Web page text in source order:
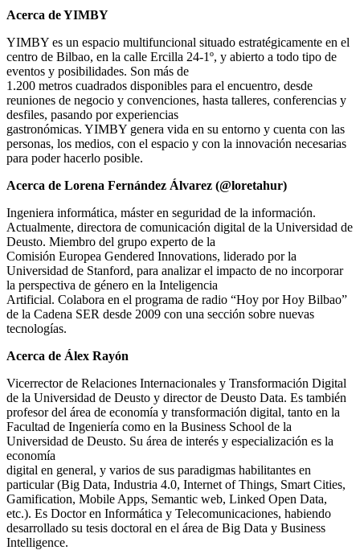
Acerca de YIMBY
YIMBY es un espacio multifuncional situado estratégicamente en el
centro de Bilbao, en la calle Ercilla 24-1º, y abierto a todo tipo de
eventos y posibilidades. Son más de
1.200 metros cuadrados disponibles para el encuentro, desde
reuniones de negocio y convenciones, hasta talleres, conferencias y
desfiles, pasando por experiencias
gastronómicas. YIMBY genera vida en su entorno y cuenta con las
personas, los medios, con el espacio y con la innovación necesarias
para poder hacerlo posible.
Acerca de Lorena Fernández Álvarez (@loretahur)
Ingeniera informática, máster en seguridad de la información.
Actualmente, directora de comunicación digital de la Universidad de
Deusto. Miembro del grupo experto de la
Comisión Europea Gendered Innovations, liderado por la
Universidad de Stanford, para analizar el impacto de no incorporar
la perspectiva de género en la Inteligencia
Artificial. Colabora en el programa de radio “Hoy por Hoy Bilbao”
de la Cadena SER desde 2009 con una sección sobre nuevas
tecnologías.
Acerca de Álex Rayón
Vicerrector de Relaciones Internacionales y Transformación Digital
de la Universidad de Deusto y director de Deusto Data. Es también
profesor del área de economía y transformación digital, tanto en la
Facultad de Ingeniería como en la Business School de la
Universidad de Deusto. Su área de interés y especialización es la
economía
digital en general, y varios de sus paradigmas habilitantes en
particular (Big Data, Industria 4.0, Internet of Things, Smart Cities,
Gamification, Mobile Apps, Semantic web, Linked Open Data,
etc.). Es Doctor en Informática y Telecomunicaciones, habiendo
desarrollado su tesis doctoral en el área de Big Data y Business
Intelligence.